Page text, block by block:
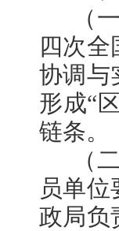
（
四次
协调与
形成“
链条。
（
员单
政局负